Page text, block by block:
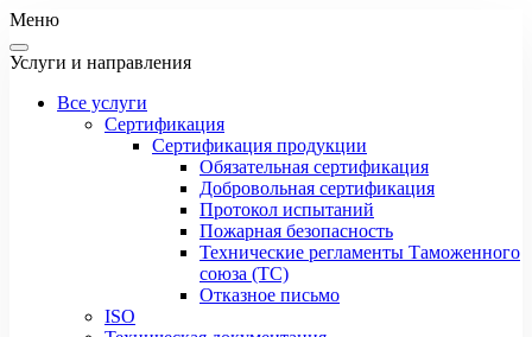
Меню
Услуги и направления
Все услуги
Сертификация
Сертификация продукции
Обязательная сертификация
Добровольная сертификация
Протокол испытаний
Пожарная безопасность
Технические регламенты Таможенного
союза (ТС)
Отказное письмо
ISO